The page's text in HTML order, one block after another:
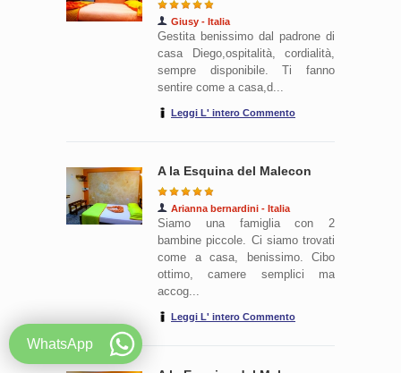
Giusy - Italia
Gestita benissimo dal padrone di
casa Diego,ospitalità, cordialità,
sempre disponibile. Ti fanno
sentire come a casa,d...
Leggi L' intero Commento
A la Esquina del Malecon
Arianna bernardini - Italia
Siamo una famiglia con 2
bambine piccole. Ci siamo trovati
come a casa, benissimo. Cibo
ottimo, camere semplici ma
accog...
Leggi L' intero Commento
WhatsApp